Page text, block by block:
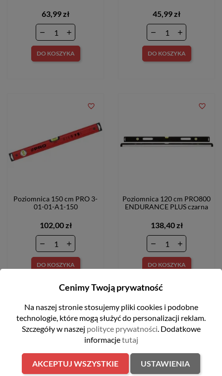
63,99 zł
DO KOSZYKA
45,99 zł
DO KOSZYKA
Poziomnica 150 cm PRO 3-
01-01-A1-150
102,00 zł
DO KOSZYKA
favorite_border
Poziomnica 120 cm PRO800
ENDURANCE PLUS czarna
138,40 zł
DO KOSZYKA
favorite_border
favorite_border favorite_border
Cenimy Twoją prywatność
Na naszej stronie stosujemy pliki cookies i podobne
technologie, które mogą służyć do personalizacji reklam.
Szczegóły w naszej polityce prywatności. Dodatkowe
informacjetutaj
AKCEPTUJ WSZYSTKIE USTAWIENIA